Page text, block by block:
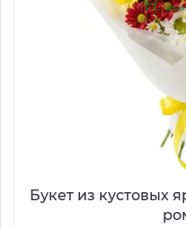
Букет из кустовых